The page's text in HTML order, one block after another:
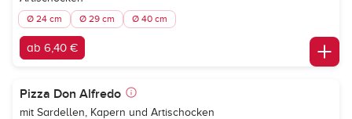
Ø 24 cm Ø 29 cm Ø 40 cm
ab 6,40 €
Pizza Don Alfredo
mit Sardellen, Kapern und Artischocken